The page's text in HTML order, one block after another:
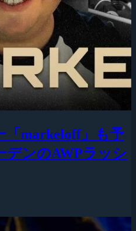
「markeloff」も予
デンのAWPラッシ